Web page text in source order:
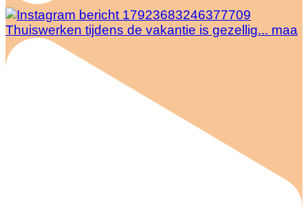
Thuiswerken tijdens de vakantie is gezellig... maa